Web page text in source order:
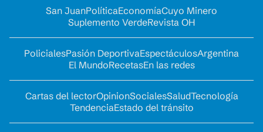
San JuanPolíticaEconomíaCuyo Minero
Suplemento VerdeRevista OH
PolicialesPasión DeportivaEspectáculosArgentina
El MundoRecetasEn las redes
Cartas del lectorOpinionSocialesSaludTecnología
TendenciaEstado del tránsito